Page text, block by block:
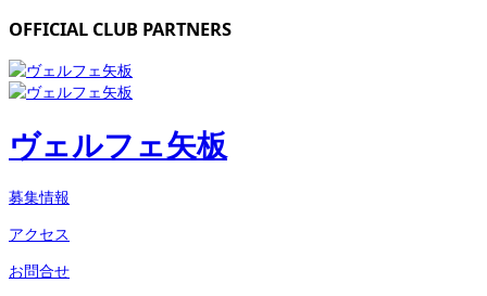
OFFICIAL CLUB PARTNERS
ヴェルフェ矢板
募集情報
アクセス
お問合せ